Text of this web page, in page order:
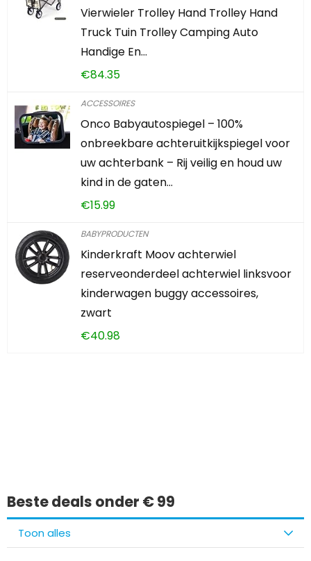
Vierwieler Trolley Hand Trolley Hand
Truck Tuin Trolley Camping Auto
Handige En…
€84.35
ACCESSOIRES
Onco Babyautospiegel – 100%
onbreekbare achteruitkijkspiegel voor
uw achterbank – Rij veilig en houd uw
kind in de gaten…
€15.99
BABYPRODUCTEN
Kinderkraft Moov achterwiel
reserveonderdeel achterwiel linksvoor
kinderwagen buggy accessoires,
zwart
€40.98
Beste deals onder € 99
Toon alles